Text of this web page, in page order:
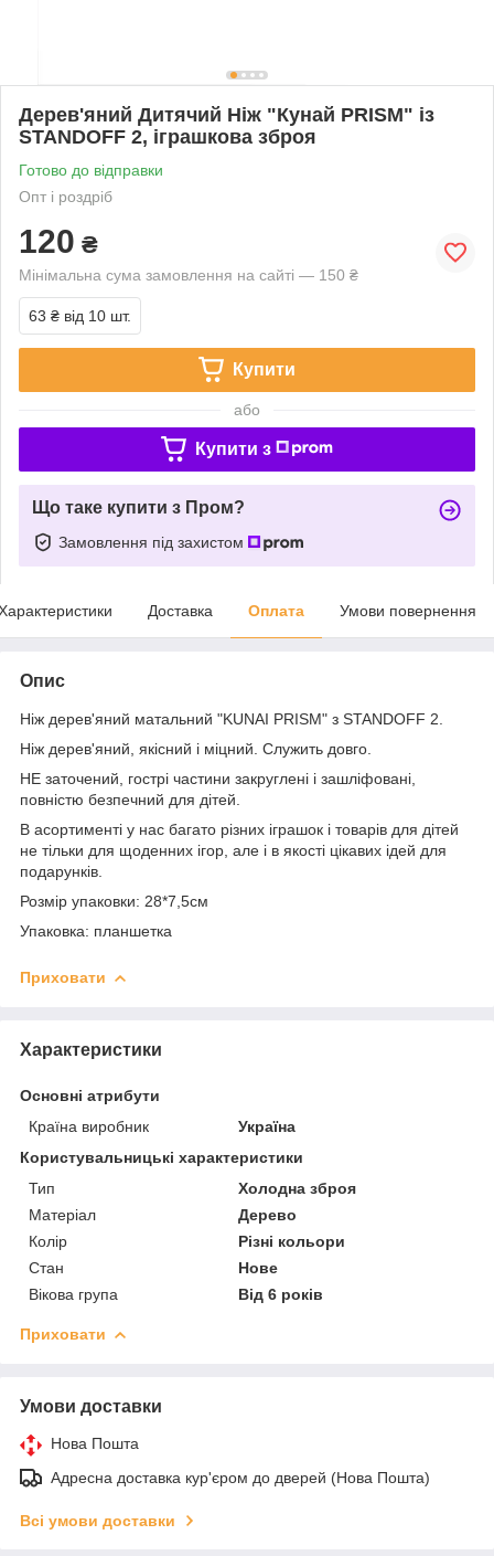
Дерев'яний Дитячий Ніж "Кунай PRISM" із
STANDOFF 2, іграшкова зброя
Готово до відправки
Опт і роздріб
120 ₴
Мінімальна сума замовлення на сайті — 150 ₴
63 ₴ від 10 шт.
Купити
або
Купити з
Що таке купити з Пром?
Замовлення під захистом
Доставка Оплата Умови повернення
Опис
Ніж дерев'яний матальний "KUNAI PRISM" з STANDOFF 2.
Ніж дерев'яний, якісний і міцний. Служить довго.
НЕ заточений, гострі частини закруглені і зашліфовані,
повністю безпечний для дітей.
В асортименті у нас багато різних іграшок і товарів для дітей
не тільки для щоденних ігор, але і в якості цікавих ідей для
подарунків.
Розмір упаковки: 28*7,5см
Упаковка: планшетка
Приховати
Характеристики
Основні атрибути
Країна виробник
Україна
Користувальницькі характеристики
Тип
Холодна зброя
Матеріал
Дерево
Колір
Різні кольори
Стан
Нове
Вікова група
Від 6 років
Приховати
Умови доставки
Нова Пошта
Адресна доставка кур'єром до дверей (Нова Пошта)
Всі умови доставки